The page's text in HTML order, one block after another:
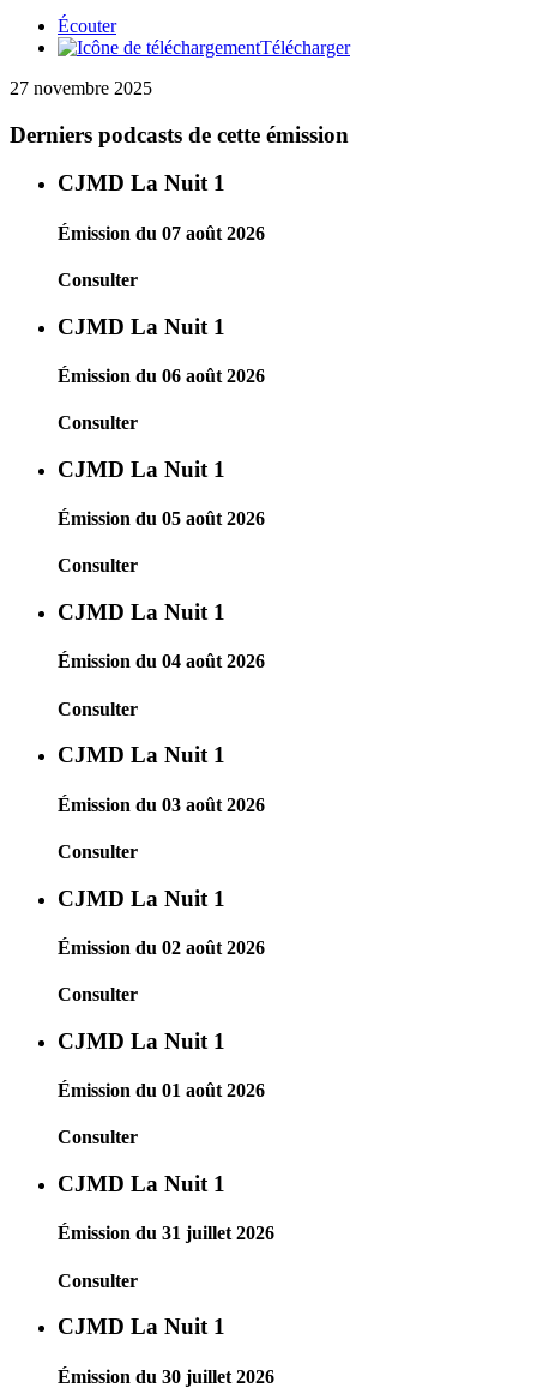
Écouter
Télécharger
27 novembre 2025
Derniers podcasts de cette émission
CJMD La Nuit 1
Émission du 07 août 2026
Consulter
CJMD La Nuit 1
Émission du 06 août 2026
Consulter
CJMD La Nuit 1
Émission du 05 août 2026
Consulter
CJMD La Nuit 1
Émission du 04 août 2026
Consulter
CJMD La Nuit 1
Émission du 03 août 2026
Consulter
CJMD La Nuit 1
Émission du 02 août 2026
Consulter
CJMD La Nuit 1
Émission du 01 août 2026
Consulter
CJMD La Nuit 1
Émission du 31 juillet 2026
Consulter
CJMD La Nuit 1
Émission du 30 juillet 2026